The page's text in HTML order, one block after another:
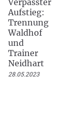
Aufstieg:
Trennung
Waldhof
und
Trainer
Neidhart
28.05.2023